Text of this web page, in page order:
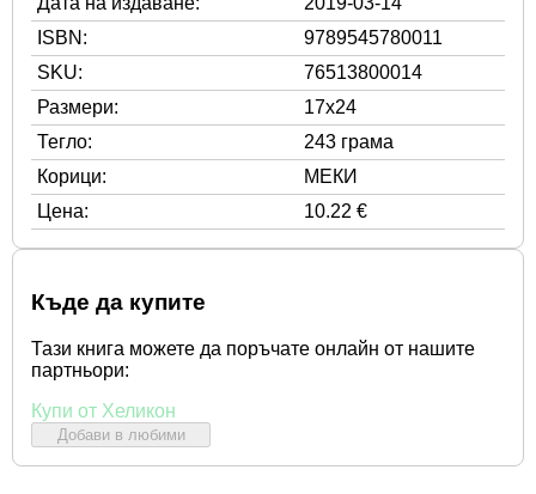
ISBN:
9789545780011
SKU:
76513800014
Размери:
17x24
Тегло:
243 грама
Корици:
МЕКИ
Цена:
10.22 €
Къде да купите
Тази книга можете да поръчате онлайн от нашите
партньори:
Купи от Хеликон
Добави в любими